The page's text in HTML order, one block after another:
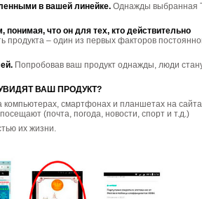
в вашей линейке. Однажды выбранная
что он для тех, кто действительно
продукта – один из первых факторов
Попробовав ваш продукт однажды, люди
ВАШ ПРОДУКТ?
смартфонах и планшетах на
(почта, погода, новости, спорт и т.д.)
их жизни.